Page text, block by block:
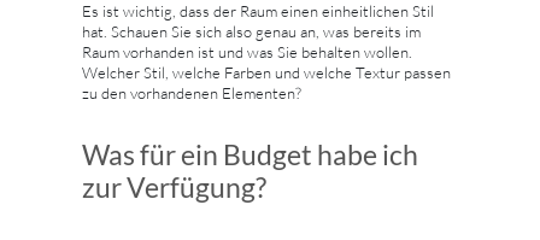
Es ist wichtig, dass der Raum einen einheitlichen Stil
hat. Schauen Sie sich also genau an, was bereits im
Raum vorhanden ist und was Sie behalten wollen.
Welcher Stil, welche Farben und welche Textur passen
zu den vorhandenen Elementen?
Was für ein Budget habe ich
zur Verfügung?